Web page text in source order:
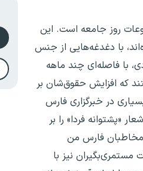
روز جامعه است. این
با دغدغه‌هایی از جنس
با فاصله‌ای چند ماهه
تامین اجتماعی، انتظار داشتند که افزایش حقوق‌شان بر
در خبرگزاری فارس
«پشتوانه فردا» را بر
مخاطبان فارس من
مستمری‌بگیران نیز با